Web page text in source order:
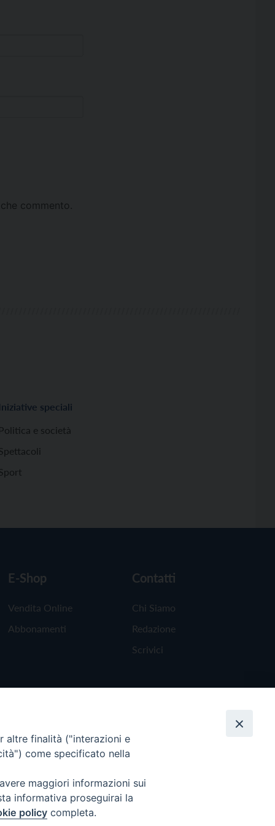
commento.
Iniziative speciali
Politica e società
E-Shop
Vendita Online
Abbonamenti
Contatti
Chi Siamo
Redazione
Scrivici
altre finalità ("interazioni e
come specificato nella
maggiori informazioni sui
informativa proseguirai la
policy completa.